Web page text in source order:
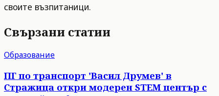
своите възпитаници.
Свързани статии
Образование
ПГ по транспорт 'Васил Друмев' в
Стражица откри модерен STEM център с